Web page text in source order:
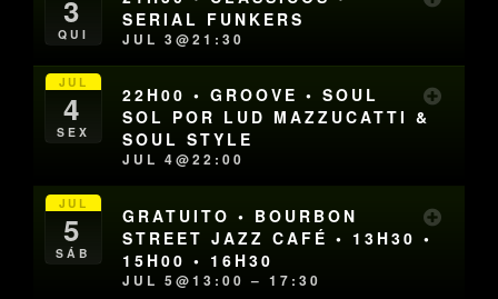
3
QUI
SERIAL FUNKERS
JUL 3@21:30
JUL
4
SEX
22H00 • GROOVE • SOUL
SOL POR LUD MAZZUCATTI &
SOUL STYLE
JUL 4@22:00
JUL
5
SÁB
GRATUITO • BOURBON
STREET JAZZ CAFÉ • 13H30 •
15H00 • 16H30
JUL 5@13:00 – 17:30